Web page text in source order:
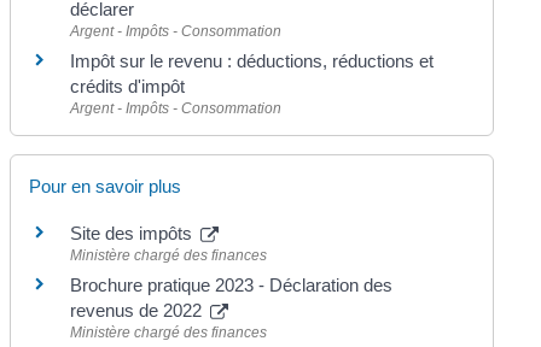
déclarer
Argent - Impôts - Consommation
Impôt sur le revenu : déductions, réductions et
crédits d'impôt
Argent - Impôts - Consommation
Pour en savoir plus
Site des impôts
Ministère chargé des finances
Brochure pratique 2023 - Déclaration des
revenus de 2022
Ministère chargé des finances